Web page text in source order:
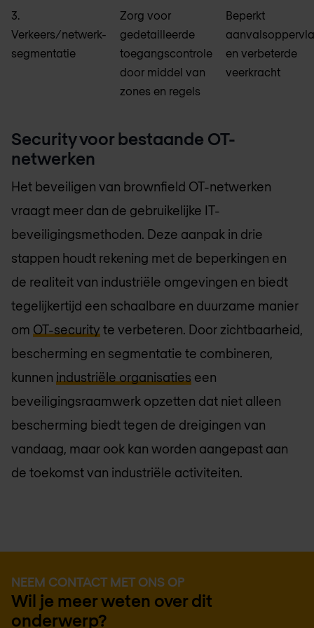
3.
Verkeers/netwerk-
segmentatie
Zorg voor
gedetailleerde
toegangscontrole
door middel van
zones en regels
Beperkt
en verbeterde
veerkracht
Security voor bestaande OT-
netwerken
Het beveiligen van brownfield OT-netwerken
vraagt meer dan de gebruikelijke IT-
beveiligingsmethoden. Deze aanpak in drie
stappen houdt rekening met de beperkingen en
de realiteit van industriële omgevingen en biedt
tegelijkertijd een schaalbare en duurzame manier
om OT-security te verbeteren. Door zichtbaarheid,
bescherming en segmentatie te combineren,
kunnen industriële organisaties een
beveiligingsraamwerk opzetten dat niet alleen
bescherming biedt tegen de dreigingen van
vandaag, maar ook kan worden aangepast aan
de toekomst van industriële activiteiten.
NEEM CONTACT MET ONS OP
Wil je meer weten over dit
onderwerp?